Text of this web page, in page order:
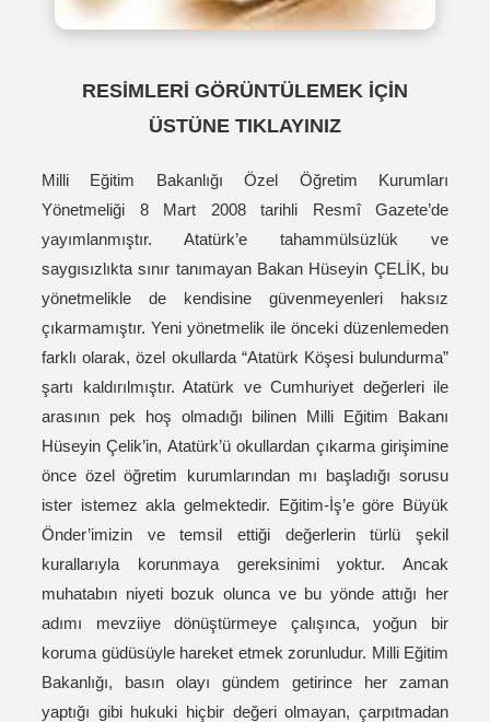
RESİMLERİ GÖRÜNTÜLEMEK İÇİN
ÜSTÜNE TIKLAYINIZ
Milli Eğitim Bakanlığı Özel Öğretim Kurumları
Yönetmeliği 8 Mart 2008 tarihli Resmî Gazete’de
yayımlanmıştır. Atatürk’e tahammülsüzlük ve
saygısızlıkta sınır tanımayan Bakan Hüseyin ÇELİK, bu
yönetmelikle de kendisine güvenmeyenleri haksız
çıkarmamıştır. Yeni yönetmelik ile önceki düzenlemeden
farklı olarak, özel okullarda “Atatürk Köşesi bulundurma”
şartı kaldırılmıştır. Atatürk ve Cumhuriyet değerleri ile
arasının pek hoş olmadığı bilinen Milli Eğitim Bakanı
Hüseyin Çelik’in, Atatürk’ü okullardan çıkarma girişimine
önce özel öğretim kurumlarından mı başladığı sorusu
ister istemez akla gelmektedir. Eğitim-İş’e göre Büyük
Önder’imizin ve temsil ettiği değerlerin türlü şekil
kurallarıyla korunmaya gereksinimi yoktur. Ancak
muhatabın niyeti bozuk olunca ve bu yönde attığı her
adımı mevziiye dönüştürmeye çalışınca, yoğun bir
koruma güdüsüyle hareket etmek zorunludur. Milli Eğitim
Bakanlığı, basın olayı gündem getirince her zaman
yaptığı gibi hukuki hiçbir değeri olmayan, çarpıtmadan